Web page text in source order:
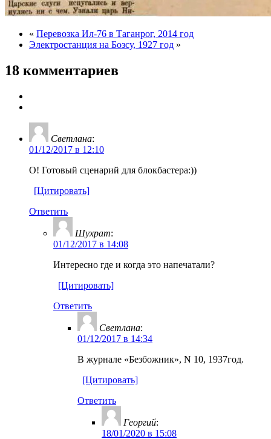
« Перевозка Ил-76 в Таганрог, 2014 год
Электростанция на Бозсу, 1927 год »
18 комментариев
Светлана:
01/12/2017 в 12:10
О! Готовый сценарий для блокбастера:))
[Цитировать]
Ответить
Шухрат:
01/12/2017 в 14:08
Интересно где и когда это напечатали?
[Цитировать]
Ответить
Светлана:
01/12/2017 в 14:34
В журнале «Безбожник», N 10, 1937год.
[Цитировать]
Ответить
Георгий:
18/01/2020 в 15:08